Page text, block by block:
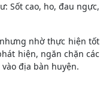
Sốt cao, ho, đau ngực,
nhờ thực hiện tốt
hiện, ngăn chặn các
địa bàn huyện.